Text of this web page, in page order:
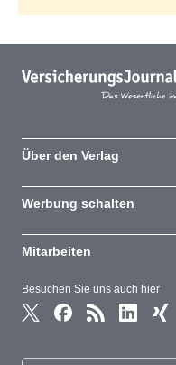
Besuchen Sie uns auch hier
Über den Verlag
Werbung schalten
Mitarbeiten